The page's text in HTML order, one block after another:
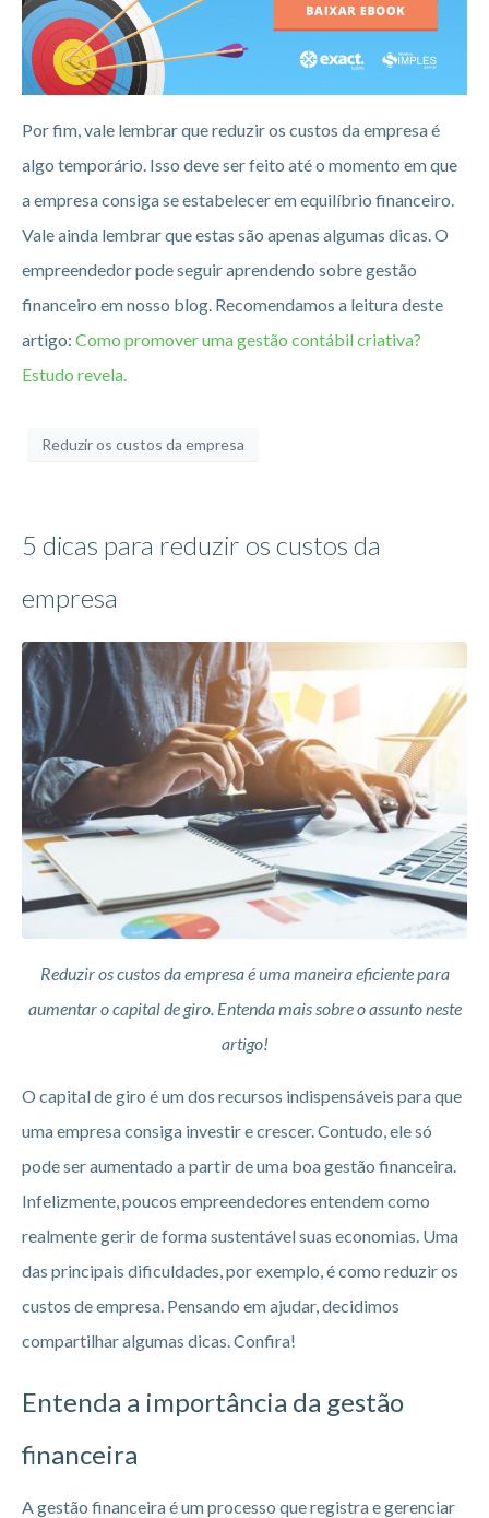
Por fim, vale lembrar que reduzir os custos da empresa é
algo temporário. Isso deve ser feito até o momento em que
a empresa consiga se estabelecer em equilíbrio financeiro.
Vale ainda lembrar que estas são apenas algumas dicas. O
empreendedor pode seguir aprendendo sobre gestão
financeiro em nosso blog. Recomendamos a leitura deste
artigo: Como promover uma gestão contábil criativa?
Estudo revela.
Reduzir os custos da empresa
5 dicas para reduzir os custos da
empresa
Reduzir os custos da empresa é uma maneira eficiente para
aumentar o capital de giro. Entenda mais sobre o assunto neste
artigo!
O capital de giro é um dos recursos indispensáveis para que
uma empresa consiga investir e crescer. Contudo, ele só
pode ser aumentado a partir de uma boa gestão financeira.
Infelizmente, poucos empreendedores entendem como
realmente gerir de forma sustentável suas economias. Uma
das principais dificuldades, por exemplo, é como reduzir os
custos de empresa. Pensando em ajudar, decidimos
compartilhar algumas dicas. Confira!
Entenda a importância da gestão
financeira
A gestão financeira é um processo que registra e gerenciar